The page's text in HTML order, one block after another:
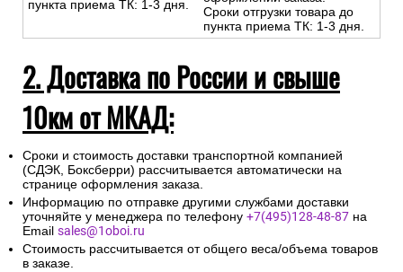
пункта приема ТК: 1-3 дня.
Сроки отгрузки товара до
пункта приема ТК: 1-3 дня.
2. Доставка по России и свыше
10км от МКАД:
Сроки и стоимость доставки транспортной компанией
(СДЭК, Боксберри) рассчитывается автоматически на
странице оформления заказа.
Информацию по отправке другими службами доставки
уточняйте у менеджера по телефону +7(495)128-48-87 на
Email sales@1oboi.ru
Стоимость рассчитывается от общего веса/объема товаров
в заказе.